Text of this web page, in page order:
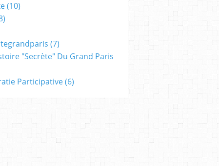
(10)
(7)
"secrète" Du Grand Paris
Participative(6)